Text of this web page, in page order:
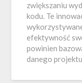
zwiększaniu
kodu. Te
efektywność
powinien
danego